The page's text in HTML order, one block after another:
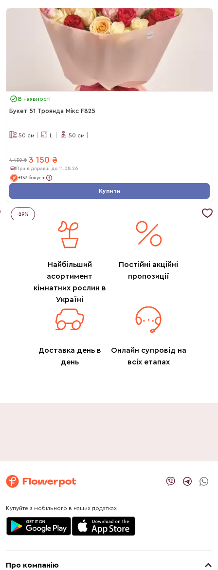
В наявності
Букет 51 Троянда Мікс F825
50 см L 50 см
4 450 ₴ 3 150 ₴
При відправці до 11.08.26
+157 бонусів
Купити
-29%
Найбільший
асортимент
кімнатних рослин в
Україні
Постійні акційні
пропозиції
Доставка день в
день
Онлайн супровід на
всіх етапах
Купуйте з мобільного в наших додатках
Про компанію